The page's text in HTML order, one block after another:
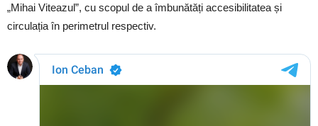
„Mihai Viteazul”, cu scopul de a îmbunătăți accesibilitatea și
circulația în perimetrul respectiv.